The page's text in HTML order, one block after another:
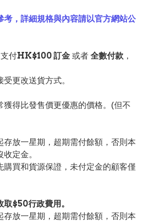
考，詳細規格與內容請以官方網站公
付HK$100 訂金 或者 全數付款 ，
更改送貨方式。
獲得比發售價更優惠的價格。(但不
存放一星期，超期需付餘額，否則本
定金。
購買和貨源保證，未付定金的顧客僅
$50行政費用。
存放一星期，超期需付餘額，否則本